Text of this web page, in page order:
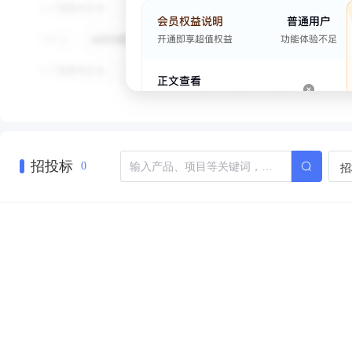
招投标 0